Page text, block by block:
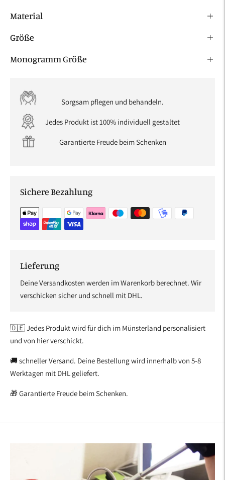
Material
Größe
Monogramm Größe
Sorgsam pflegen und behandeln.
Jedes Produkt ist 100% individuell gestaltet
Garantierte Freude beim Schenken
Sichere Bezahlung
Lieferung
Deine Versandkosten werden im Warenkorb berechnet. Wir
verschicken sicher und schnell mit DHL.
🇩🇪 Jedes Produkt wird für dich im Münsterland personalisiert
und von hier verschickt.
🚚 schneller Versand. Deine Bestellung wird innerhalb von 5-8
Werktagen mit DHL geliefert.
🎁 Garantierte Freude beim Schenken.
in